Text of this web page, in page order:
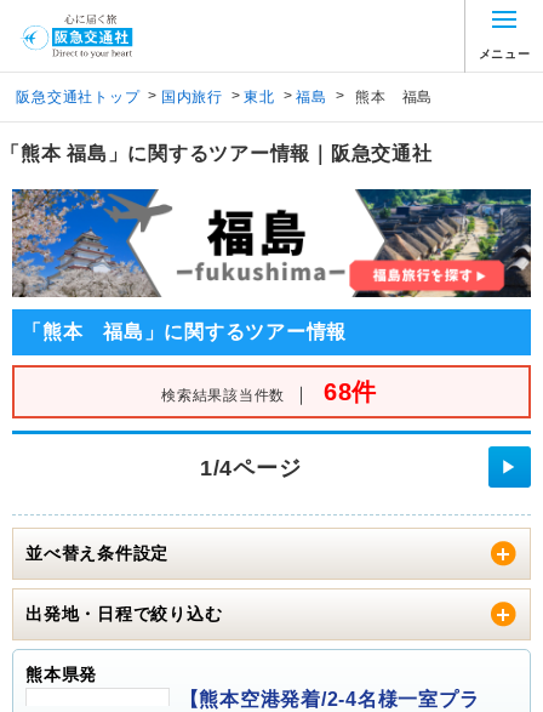
メニュー
阪急交通社トップ > 国内旅行 > 東北 > 福島 > 熊本 福島
「熊本 福島」に関するツアー情報｜阪急交通社
「熊本 福島」に関するツアー情報
検索結果該当件数 ｜ 68件
1/4ページ ▶
並べ替え条件設定
出発地・日程で絞り込む
熊本県発
【熊本空港発着/2-4名様一室プラ